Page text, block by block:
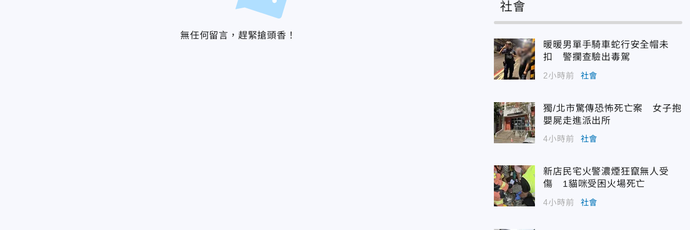
無任何留言，趕緊搶頭香！
社會
暖暖男單手騎車蛇行安全帽未
扣 警攔查驗出毒駕
2小時前 社會
獨/北市驚傳恐怖死亡案 女子抱
嬰屍走進派出所
4小時前 社會
新店民宅火警濃煙狂竄無人受
傷 1貓咪受困火場死亡
4小時前 社會